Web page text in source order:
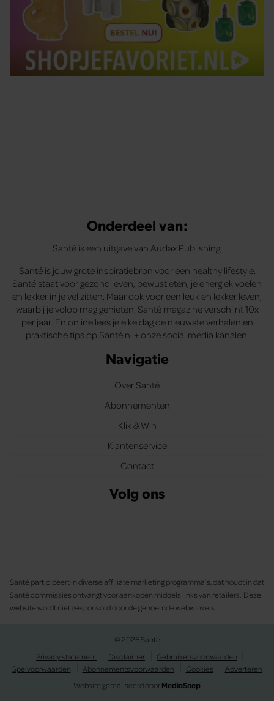
Onderdeel van:
Santé is een uitgave van Audax Publishing.
Santé is jouw grote inspiratiebron voor een healthy lifestyle.
Santé staat voor gezond leven, bewust eten, je energiek voelen
en lekker in je vel zitten. Maar ook voor een leuk en lekker leven,
waarbij je volop mag genieten. Santé magazine verschijnt 10x
per jaar. En online lees je elke dag de nieuwste verhalen en
praktische tips op Santé.nl + onze social media kanalen.
Navigatie
Over Santé
Abonnementen
Klik & Win
Klantenservice
Contact
Volg ons
Santé participeert in diverse affiliate marketing programma’s, dat houdt in dat
Santé commissies ontvangt voor aankopen middels links van retailers. Deze
website wordt niet gesponsord door de genoemde webwinkels.
© 2026 Santé
Privacy statement
Disclaimer
Gebruikersvoorwaarden
Spelvoorwaarden
Abonnementsvoorwaarden Cookies
Adverteren
Website gerealiseerd doorMediaSoep